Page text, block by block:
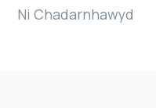
Ni Chadarnhawyd